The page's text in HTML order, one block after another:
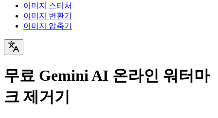
이미지 스티처
이미지 변환기
이미지 압축기
무료 Gemini AI 온라인 워터마
크 제거기